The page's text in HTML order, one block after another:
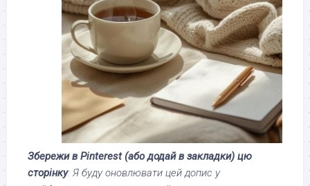
Збережи в Pinterest (або додай в закладки) цю
сторінку: Я буду оновлювати цей допис у